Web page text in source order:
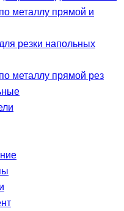
металлу прямой и
резки напольных
металлу прямой рез